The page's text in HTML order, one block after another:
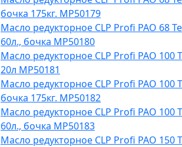
бочка 175кг. МР50179
Масло редукторное CLP Profi PAO 68
60л., бочка МР50180
Масло редукторное CLP Profi PAO 100
20л МР50181
Масло редукторное CLP Profi PAO 100
бочка 175кг. МР50182
Масло редукторное CLP Profi PAO 100
60л., бочка МР50183
Масло редукторное CLP Profi PAO 150